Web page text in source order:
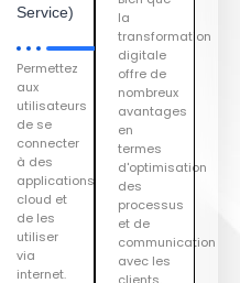
Service)
Permettez
aux
utilisateurs
de se
connecter
à des
applications
cloud et
de les
utiliser
via
internet.
la
transformation
digitale
offre de
nombreux
avantages
en
termes
d'optimisation
des
processus
et de
communication
avec les
clients,